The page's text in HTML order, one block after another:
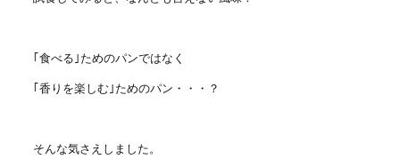
｢食べる｣ためのパンではなく
｢香りを楽しむ｣ためのパン・・・？
そんな気さえしました。